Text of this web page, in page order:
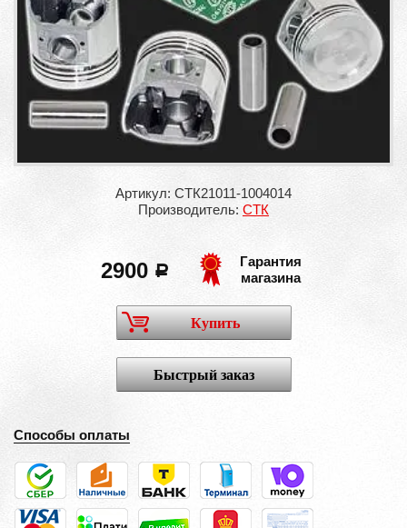
Артикул: СТК21011-1004014
Производитель: СТК
2900 a
Гарантия
магазина
Купить
Быстрый заказ
Способы оплаты